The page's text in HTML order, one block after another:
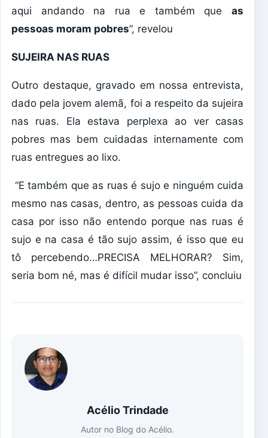
aqui andando na rua e também que as
pessoas moram pobres”, revelou
SUJEIRA NAS RUAS
Outro destaque, gravado em nossa entrevista,
dado pela jovem alemã, foi a respeito da sujeira
nas ruas. Ela estava perplexa ao ver casas
pobres mas bem cuidadas internamente com
ruas entregues ao lixo.
“E também que as ruas é sujo e ninguém cuida
mesmo nas casas, dentro, as pessoas cuida da
casa por isso não entendo porque nas ruas é
sujo e na casa é tão sujo assim, é isso que eu
tô percebendo…PRECISA MELHORAR? Sim,
seria bom né, mas é difícil mudar isso”, concluiu
Acélio Trindade
Autor no Blog do Acélio.